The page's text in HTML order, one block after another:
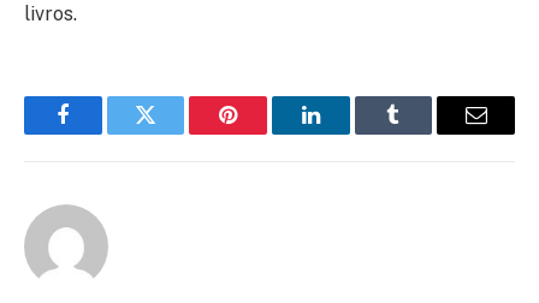
livros.
FacebookTwitter Pinterest LinkedInTumblr Email